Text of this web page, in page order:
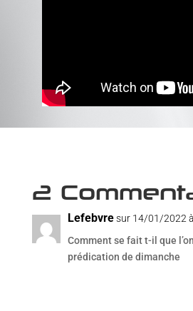
2
Lefebvre sur 14/01/2022
Comment se fait t-il que
prédication de dimanche